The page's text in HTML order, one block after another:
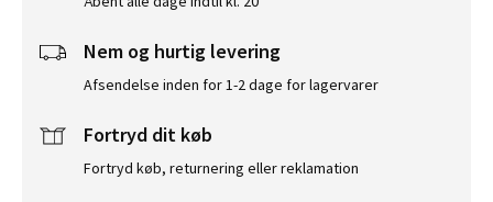
Nem og hurtig levering
Afsendelse inden for 1-2 dage for lagervarer
Fortryd dit køb
Fortryd køb, returnering eller reklamation